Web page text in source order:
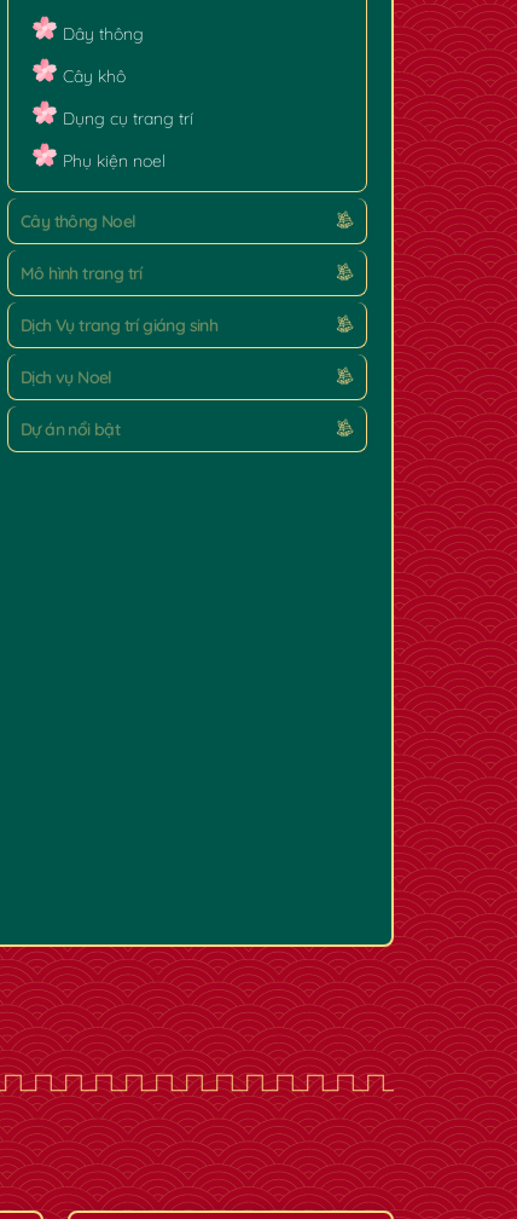
Dây thông
Cây khô
Dụng cụ trang trí
Phụ kiện noel
Cây thông Noel
Mô hình trang trí
Dịch Vụ trang trí giáng sinh
Dịch vụ Noel
Dự án nổi bật